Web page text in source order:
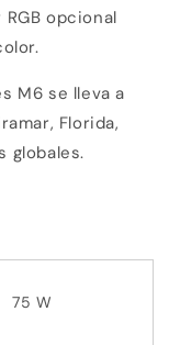
opcional
M6 se lleva a
Florida,
globales.
75 W
Ayuda.